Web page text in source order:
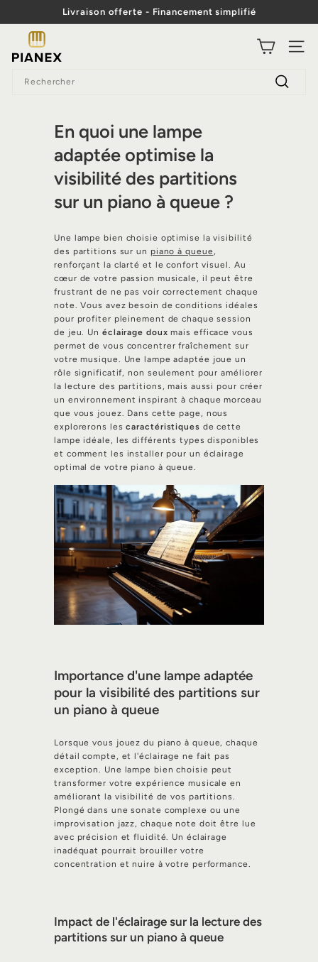
contenu
Diaporama
Livraison offerte - Financement simplifié
i
En quoi une lampe
adaptée optimise la
visibilité des partitions
sur un piano à queue ?
Une lampe bien choisie optimise la visibilité
des partitions sur un piano à queue ,
renforçant la clarté et le confort visuel. Au
cœur de votre passion musicale, il peut être
frustrant de ne pas voir correctement chaque
note. Vous avez besoin de conditions idéales
pour profiter pleinement de chaque session
de jeu. Un éclairage doux mais efficace vous
permet de vous concentrer fraîchement sur
votre musique. Une lampe adaptée joue un
rôle significatif, non seulement pour améliorer
la lecture des partitions, mais aussi pour créer
un environnement inspirant à chaque morceau
que vous jouez. Dans cette page, nous
explorerons lescaractéristiques de cette
lampe idéale, les différents types disponibles
et comment les installer pour un éclairage
optimal de votre piano à queue.
Importance d'une lampe adaptée
pour la visibilité des partitions sur
un piano à queue
Lorsque vous jouez du piano à queue, chaque
détail compte, et l'éclairage ne fait pas
exception. Une lampe bien choisie peut
transformer votre expérience musicale en
améliorant la visibilité de vos partitions.
Plongé dans une sonate complexe ou une
improvisation jazz, chaque note doit être lue
avec précision et fluidité. Un éclairage
inadéquat pourrait brouiller votre
concentration et nuire à votre performance.
Impact de l'éclairage sur la lecture des
partitions sur un piano à queue